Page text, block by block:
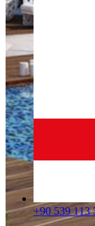
+90 539 113